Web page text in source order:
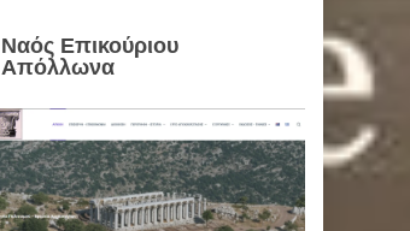
Ναός Επικούριου
Απόλλωνα